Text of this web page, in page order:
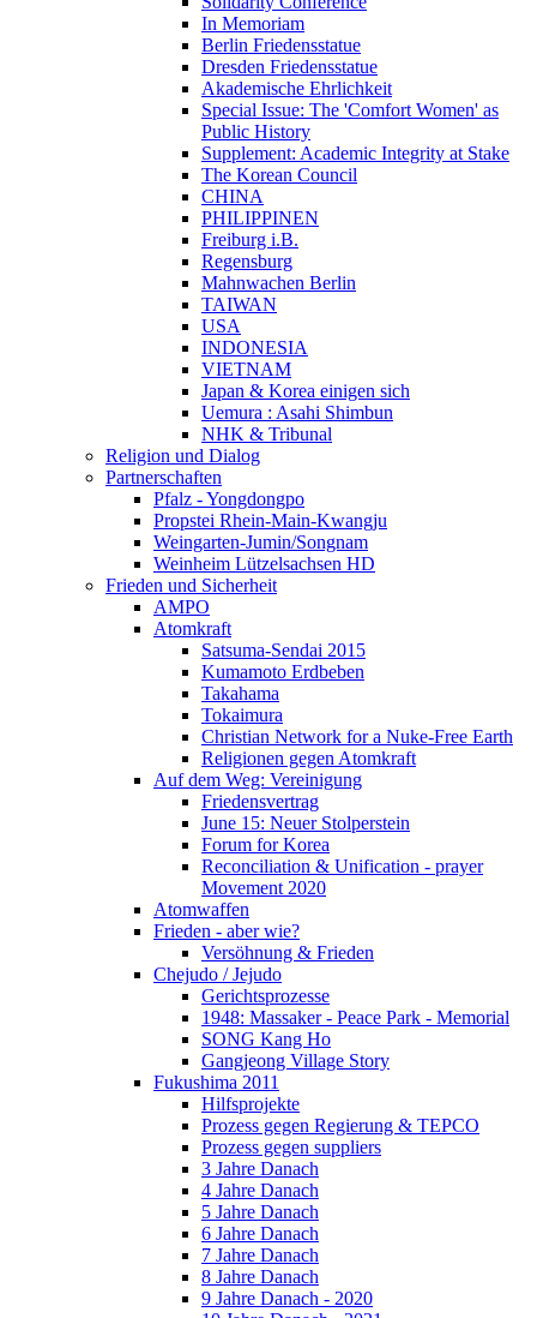
In Memoriam
Berlin Friedensstatue
Dresden Friedensstatue
Akademische Ehrlichkeit
Special Issue: The 'Comfort Women' as
Public History
Supplement: Academic Integrity at Stake
The Korean Council
CHINA
PHILIPPINEN
Freiburg i.B.
Regensburg
Mahnwachen Berlin
TAIWAN
USA
INDONESIA
VIETNAM
Japan & Korea einigen sich
Uemura : Asahi Shimbun
NHK & Tribunal
Religion und Dialog
Partnerschaften
Pfalz - Yongdongpo
Propstei Rhein-Main-Kwangju
Weingarten-Jumin/Songnam
Weinheim Lützelsachsen HD
Frieden und Sicherheit
AMPO
Atomkraft
Satsuma-Sendai 2015
Kumamoto Erdbeben
Takahama
Tokaimura
Christian Network for a Nuke-Free Earth
Religionen gegen Atomkraft
Auf dem Weg: Vereinigung
Friedensvertrag
June 15: Neuer Stolperstein
Forum for Korea
Reconciliation & Unification - prayer
Movement 2020
Atomwaffen
Frieden - aber wie?
Versöhnung & Frieden
Chejudo / Jejudo
Gerichtsprozesse
1948: Massaker - Peace Park - Memorial
SONG Kang Ho
Gangjeong Village Story
Fukushima 2011
Hilfsprojekte
Prozess gegen Regierung & TEPCO
Prozess gegen suppliers
3 Jahre Danach
4 Jahre Danach
5 Jahre Danach
6 Jahre Danach
7 Jahre Danach
8 Jahre Danach
9 Jahre Danach - 2020